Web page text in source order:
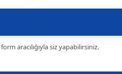
aracılığıyla siz yapabilirsiniz.